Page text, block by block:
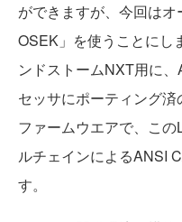
ができますが、今回は
OSEK」を使うことにし
ンドストームNXT用に
セッサにポーティング
ファームウエアで、こ
ルチェインによるANSI
す。